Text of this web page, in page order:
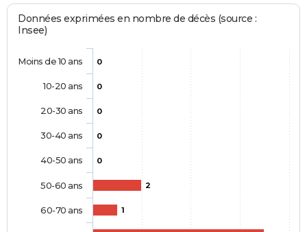
Données exprimées en nombre de décès (source :
Insee)
0
0
0
0
0
2
1
Moins de 10 ans
10-20 ans
20-30 ans
30-40 ans
40-50 ans
50-60 ans
60-70 ans